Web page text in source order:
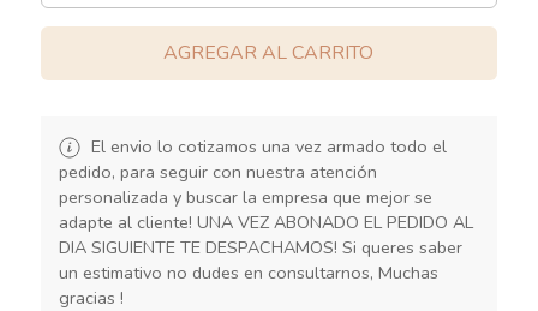
AGREGAR AL CARRITO
El envio lo cotizamos una vez armado todo el
pedido, para seguir con nuestra atención
personalizada y buscar la empresa que mejor se
adapte al cliente! UNA VEZ ABONADO EL PEDIDO AL
DIA SIGUIENTE TE DESPACHAMOS! Si queres saber
un estimativo no dudes en consultarnos, Muchas
gracias !